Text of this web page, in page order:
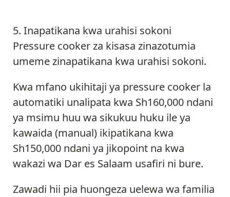
Inapatikana kwa urahisi sokoni
Pressure cooker za kisasa zinazotumia
umeme zinapatikana kwa urahisi sokoni.
Kwa mfano ukihitaji ya pressure cooker la
automatiki unalipata kwa Sh160,000 ndani
ya msimu huu wa sikukuu huku ile ya
kawaida (manual) ikipatikana kwa
Sh150,000 ndani ya jikopoint na kwa
wakazi wa Dar es Salaam usafiri ni bure.
Zawadi hii pia huongeza uelewa wa familia